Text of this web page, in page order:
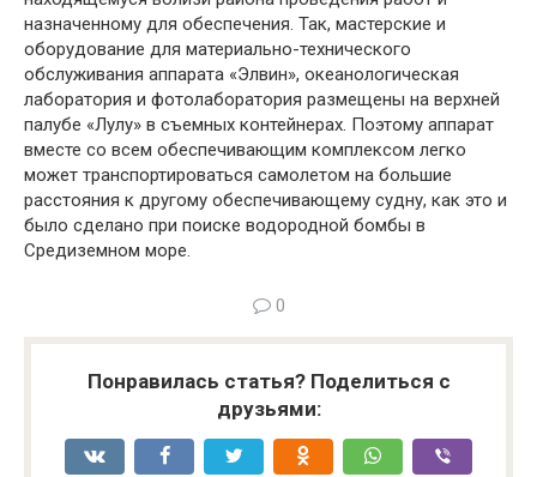
назначенному для обеспечения. Так, мастерские и
оборудование для материально-технического
обслуживания аппарата «Элвин», океанологическая
лаборатория и фотолаборатория размещены на верхней
палубе «Лулу» в съемных контейнерах. Поэтому аппарат
вместе со всем обеспечивающим комплексом легко
может транспортироваться самолетом на большие
расстояния к другому обеспечивающему судну, как это и
было сделано при поиске водородной бомбы в
Средиземном море.
0
Понравилась статья? Поделиться с
друзьями: